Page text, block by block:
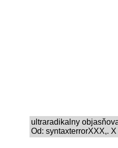
ultraradikalny
Od: syntaxterrorXXX,.